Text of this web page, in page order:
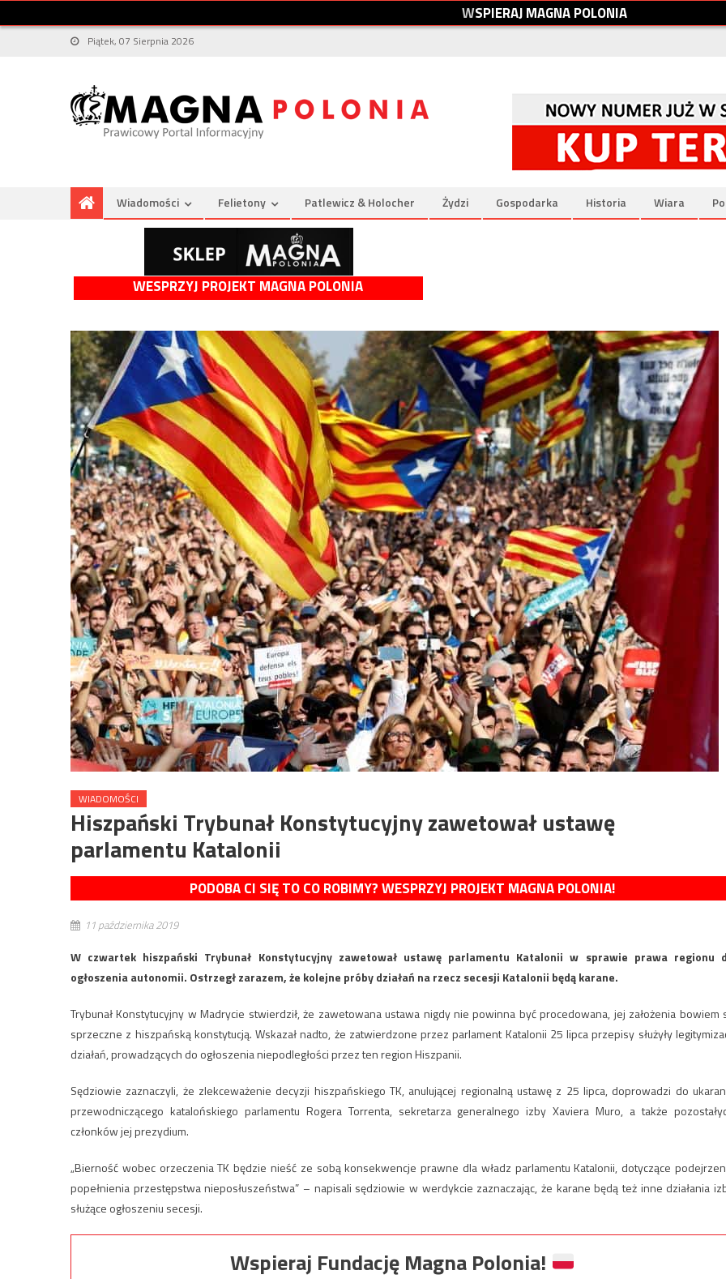
WSPIERAJMAGNAPOLONIA
Piątek, 07 Sierpnia 2026
Wiadomości Felietony Patlewicz & Holocher Żydzi Gospodarka Historia Wiara
WESPRZYJ PROJEKT MAGNA POLONIA
WIADOMOŚCI
Hiszpański Trybunał Konstytucyjny zawetował ustawę
parlamentu Katalonii
PODOBA CI SIĘ TO CO ROBIMY? WESPRZYJ PROJEKT MAGNA POLONIA!
11 października 2019
W czwartek hiszpański Trybunał Konstytucyjny zawetował ustawę parlamentu Katalonii w sprawie prawa regionu
ogłoszenia autonomii. Ostrzegł zarazem, że kolejne próby działań na rzecz secesji Katalonii będą karane.
Trybunał Konstytucyjny w Madrycie stwierdził, że zawetowana ustawa nigdy nie powinna być procedowana, jej założenia bowiem
sprzeczne z hiszpańską konstytucją. Wskazał nadto, że zatwierdzone przez parlament Katalonii 25 lipca przepisy służyły
działań, prowadzących do ogłoszenia niepodległości przez ten region Hiszpanii.
Sędziowie zaznaczyli, że zlekceważenie decyzji hiszpańskiego TK, anulującej regionalną ustawę z 25 lipca, doprowadzi do
przewodniczącego katalońskiego parlamentu Rogera Torrenta, sekretarza generalnego izby Xaviera Muro, a także
członków jej prezydium.
„Bierność wobec orzeczenia TK będzie nieść ze sobą konsekwencje prawne dla władz parlamentu Katalonii, dotyczące
popełnienia przestępstwa nieposłuszeństwa” – napisali sędziowie w werdykcie zaznaczając, że karane będą też inne działania
służące ogłoszeniu secesji.
Wspieraj Fundację Magna Polonia!